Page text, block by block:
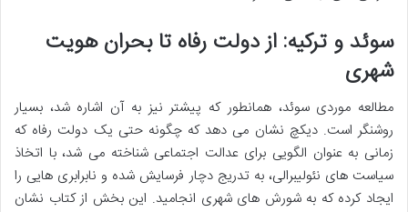
سوئد و ترکیه: از دولت رفاه تا بحران هویت
شهری
مطالعه موردی سوئد، همانطور که پیشتر نیز به آن اشاره شد، بسیار
روشنگر است. دیکچ نشان می دهد که چگونه حتی یک دولت رفاه که
زمانی به عنوان الگویی برای عدالت اجتماعی شناخته می شد، با اتخاذ
سیاست های نئولیبرالی، به تدریج دچار فرسایش شده و نابرابری هایی را
ایجاد کرده که به شورش های شهری انجامید. این بخش از کتاب نشان